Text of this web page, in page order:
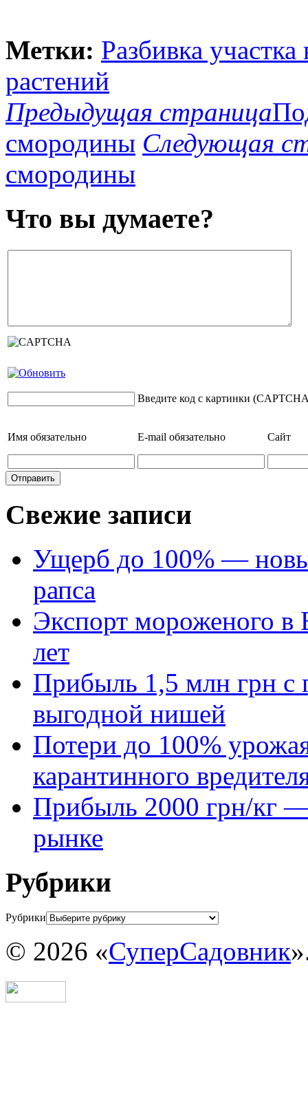
Метки: Разбивка
растений
Предыдущая страница
смородины Следующая
смородины
Что вы думаете?
Введите код с картинки
Имя обязательно E-mail обязательно Сайт
Свежие записи
Ущерб до 100% —
рапса
Экспорт мороженого в
лет
Прибыль 1,5 млн грн с
выгодной нишей
Потери до 100%
карантинного
Прибыль 2000 грн/кг —
рынке
Рубрики
Рубрики
© 2026 «СуперСадовник